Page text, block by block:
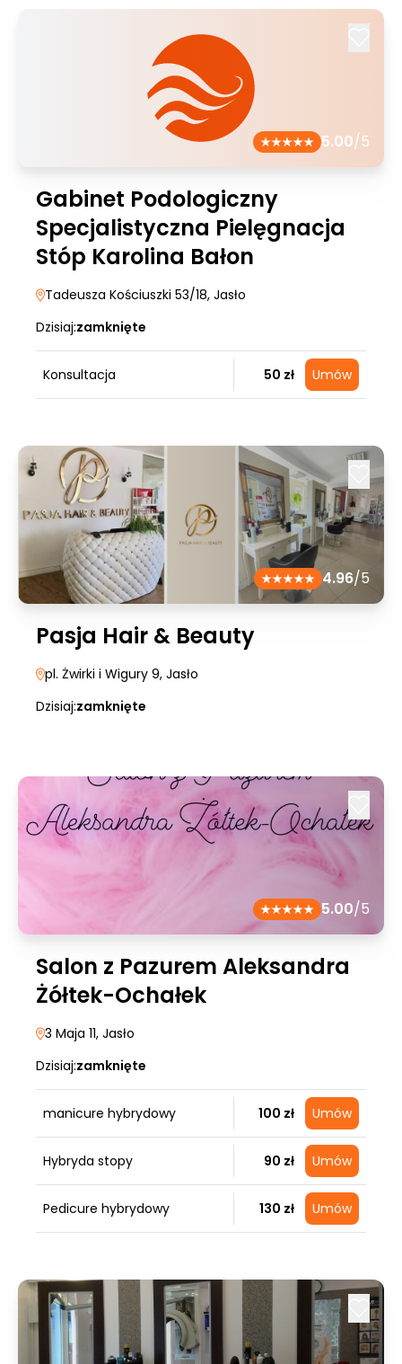
5.00/5
Gabinet Podologiczny
Specjalistyczna Pielęgnacja
Stóp Karolina Bałon
Tadeusza Kościuszki 53/18, Jasło
Dzisiaj:zamknięte
Konsultacja 50 zł Umów
4.96/5
Pasja Hair & Beauty
pl. Żwirki i Wigury 9, Jasło
Dzisiaj:zamknięte
5.00/5
Salon z Pazurem Aleksandra
Żółtek-Ochałek
3 Maja 11, Jasło
Dzisiaj:zamknięte
manicure hybrydowy 100 zł Umów
Hybryda stopy 90 zł Umów
Pedicure hybrydowy 130 zł Umów